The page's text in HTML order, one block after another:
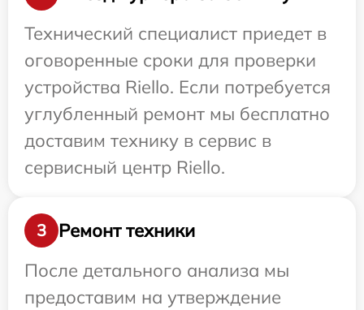
Технический специалист приедет в
оговоренные сроки для проверки
устройства Riello. Если потребуется
углубленный ремонт мы бесплатно
доставим технику в сервис в
сервисный центр Riello.
3
Ремонт техники
После детального анализа мы
предоставим на утверждение